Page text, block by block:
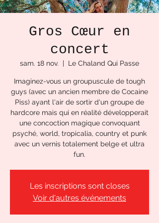
Gros Cœur en
concert
sam. 18 nov.
  |
Le Chaland Qui Passe
Imaginez-vous un groupuscule de tough
guys (avec un ancien membre de Cocaine
Piss) ayant l'air de sortir d'un groupe de
hardcore mais qui en réalité développerait
une concoction magique convoquant
psyché, world, tropicalia, country et punk
avec un vernis totalement belge et ultra
fun.
Les inscriptions sont closes
Voir d'autres événements